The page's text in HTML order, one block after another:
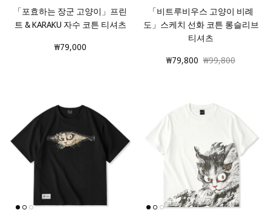
「포효하는 장군 고양이」프린
트 & KARAKU 자수 코튼 티셔츠
₩79,000
「비트루비우스 고양이 비례
도」스케치 선화 코튼 롱슬리브
티셔츠
₩79,800 ₩99,800